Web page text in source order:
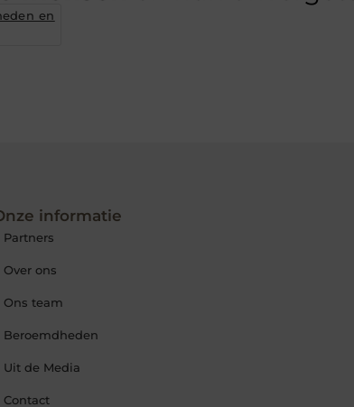
en
informatie
Partners
Over ons
Ons team
Beroemdheden
Uit de Media
Contact